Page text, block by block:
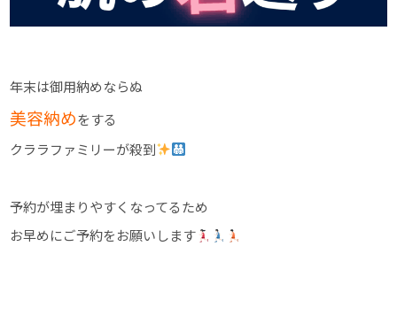
年末は御用納めならぬ
美容納めをする
クララファミリーが殺到
予約が埋まりやすくなってるため
お早めにご予約をお願いします